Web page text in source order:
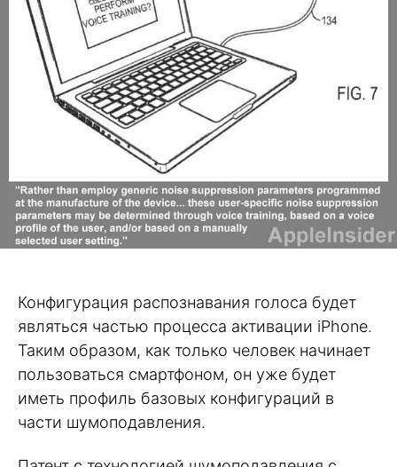
Конфигурация распознавания голоса будет
являться частью процесса активации iPhone.
Таким образом, как только человек начинает
пользоваться смартфоном, он уже будет
иметь профиль базовых конфигураций в
части шумоподавления.